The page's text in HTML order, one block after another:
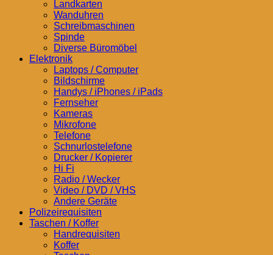
Landkarten
Wanduhren
Schreibmaschinen
Spinde
Diverse Büromöbel
Elektronik
Laptops / Computer
Bildschirme
Handys / iPhones / iPads
Fernseher
Kameras
Mikrofone
Telefone
Schnurlostelefone
Drucker / Kopierer
Hi Fi
Radio / Wecker
Video / DVD / VHS
Andere Geräte
Polizeirequisiten
Taschen / Koffer
Handrequisiten
Koffer